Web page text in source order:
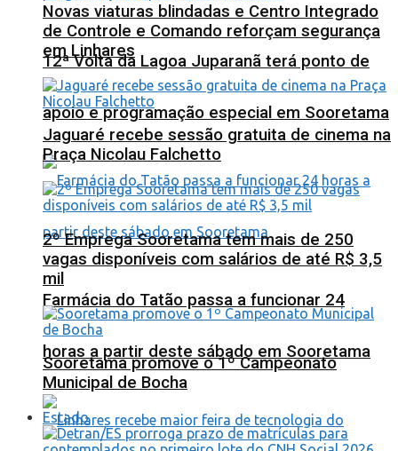
12ª Volta da Lagoa Juparanã terá ponto de
apoio e programação especial em Sooretama
Farmácia do Tatão passa a funcionar 24
horas a partir deste sábado em Sooretama
Novas viaturas blindadas e Centro Integrado
de Controle e Comando reforçam segurança
em Linhares
Jaguaré recebe sessão gratuita de cinema na
Praça Nicolau Falchetto
2º Emprega Sooretama tem mais de 250
vagas disponíveis com salários de até R$ 3,5
mil
Sooretama promove o 1º Campeonato
Municipal de Bocha
Estado